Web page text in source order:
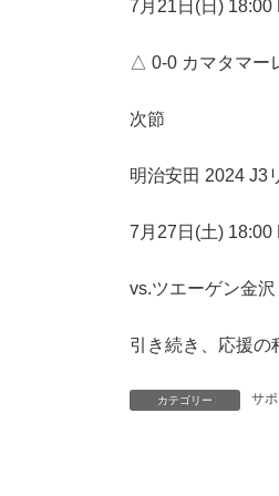
7月21日(日) 18:00
△ 0-0 カマタマー
次節
明治安田 2024 J3
7月27日(土) 18:00
vs.ツエーゲン金沢
引き続き、応援の
カテゴリー サ